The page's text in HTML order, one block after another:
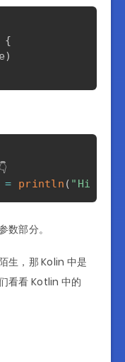
{
)
= println ( "Hi "
数部分。
生，那 Kolin 中是
看看 Kotlin 中的